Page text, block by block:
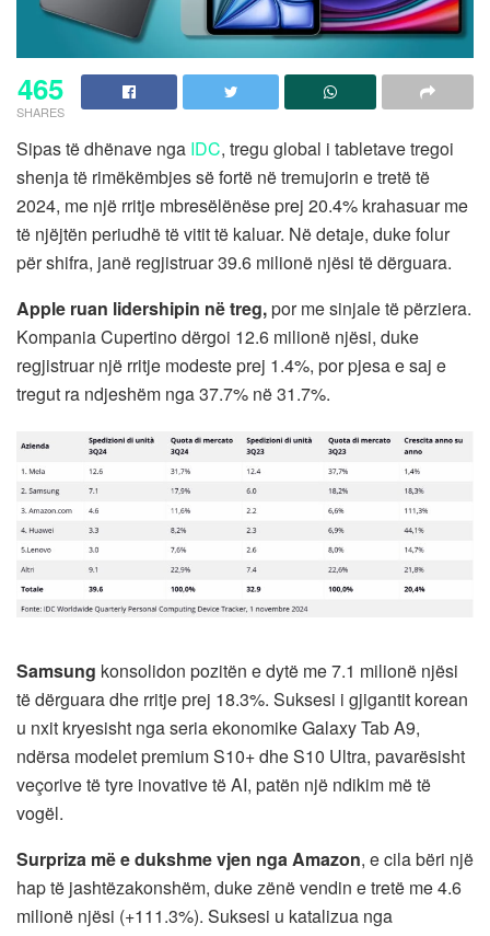
465
SHARES
Sipas të dhënave nga IDC, tregu global i tabletave tregoi
shenja të rimëkëmbjes së fortë në tremujorin e tretë të
2024, me një rritje mbresëlënëse prej 20.4% krahasuar me
të njëjtën periudhë të vitit të kaluar. Në detaje, duke folur
për shifra, janë regjistruar 39.6 milionë njësi të dërguara.
Apple ruan lidershipin në treg,por me sinjale të përziera.
Kompania Cupertino dërgoi 12.6 milionë njësi, duke
regjistruar një rritje modeste prej 1.4%, por pjesa e saj e
tregut ra ndjeshëm nga 37.7% në 31.7%.
Samsung konsolidon pozitën e dytë me 7.1 milionë njësi
të dërguara dhe rritje prej 18.3%. Suksesi i gjigantit korean
u nxit kryesisht nga seria ekonomike Galaxy Tab A9,
ndërsa modelet premium S10+ dhe S10 Ultra, pavarësisht
veçorive të tyre inovative të AI, patën një ndikim më të
vogël.
Surpriza më e dukshme vjen nga Amazon, e cila bëri një
hap të jashtëzakonshëm, duke zënë vendin e tretë me 4.6
milionë njësi (+111.3%). Suksesi u katalizua nga